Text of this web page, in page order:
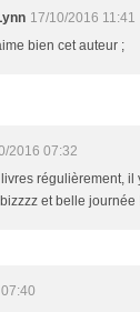
17/10/2016 11:41
bien cet auteur ;
2016 07:32
régulièrement, il
et belle journée